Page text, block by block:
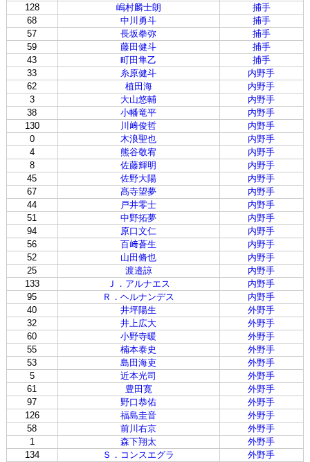
128
嶋村麟士朗
捕手
68
中川勇斗
捕手
57
長坂拳弥
捕手
59
藤田健斗
捕手
43
町田隼乙
捕手
33
糸原健斗
内野手
62
植田海
内野手
3
大山悠輔
内野手
38
小幡竜平
内野手
130
川﨑俊哲
内野手
0
木浪聖也
内野手
4
熊谷敬宥
内野手
8
佐藤輝明
内野手
45
佐野大陽
内野手
67
髙寺望夢
内野手
44
戸井零士
内野手
51
中野拓夢
内野手
94
原口文仁
内野手
56
百﨑蒼生
内野手
52
山田脩也
内野手
25
渡邉諒
内野手
133
Ｊ．アルナエス
内野手
95
Ｒ．ヘルナンデス
内野手
40
井坪陽生
外野手
32
井上広大
外野手
60
小野寺暖
外野手
55
楠本泰史
外野手
53
島田海吏
外野手
5
近本光司
外野手
61
豊田寛
外野手
97
野口恭佑
外野手
126
福島圭音
外野手
58
前川右京
外野手
1
森下翔太
外野手
134
Ｓ．コンスエグラ 外野手